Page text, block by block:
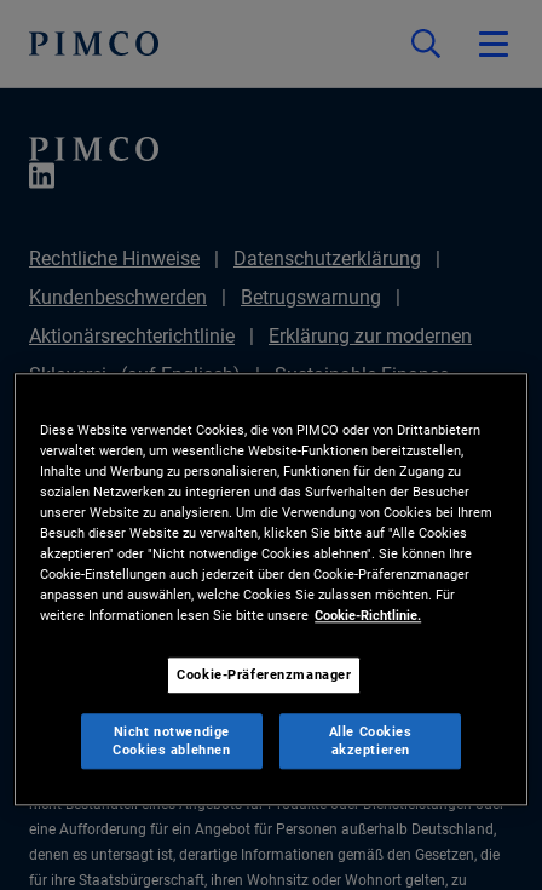
Rechtliche Hinweise
Datenschutzerklärung
Kundenbeschwerden
Betrugswarnung
Aktionärsrechterichtlinie
Erklärung zur modernen
Sklaverei - (auf Englisch)
Sustainable Finance
Anlegerrechte
Site Map
Cookie-Präferenzmanager
PIMCO ESG Rating Methodology
Die Informationen auf dieser Website sind ausschließlich für Deutsche
Staatsbürger bestimmt.
ausschließlich zu Informationszwecken und dürfen nicht als
Anlageberatung verstanden werden. Anleger sollten vor einer
Die Produkte und Dienstleistungen stehen nur Bürgern dieser
nicht Bestandteil eines Angebots für Produkte oder Dienstleistungen oder
eine Aufforderung für ein Angebot für Personen außerhalb Deutschland,
denen es untersagt ist, derartige Informationen gemäß den Gesetzen, die
für ihre Staatsbürgerschaft, ihren Wohnsitz oder Wohnort gelten, zu
Diese Website verwendet Cookies, die von PIMCO oder von Drittanbietern
verwaltet werden, um wesentliche Website-Funktionen bereitzustellen,
Inhalte und Werbung zu personalisieren, Funktionen für den Zugang zu
sozialen Netzwerken zu integrieren und das Surfverhalten der Besucher
unserer Website zu analysieren. Um die Verwendung von Cookies bei Ihrem
Besuch dieser Website zu verwalten, klicken Sie bitte auf "Alle Cookies
akzeptieren" oder "Nicht notwendige Cookies ablehnen". Sie können Ihre
Cookie-Einstellungen auch jederzeit über den Cookie-Präferenzmanager
anpassen und auswählen, welche Cookies Sie zulassen möchten. Für
weitere Informationen lesen Sie bitte unsere Cookie-Richtlinie.
Cookie-Präferenzmanager
Nicht notwendige
Cookies ablehnen
Alle Cookies
akzeptieren